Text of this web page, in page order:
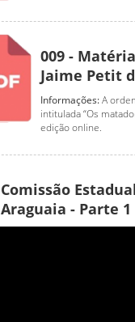
009 -
Jaime Petit
Informações:A
intitulada “Os
edição online.
Comissão
Araguaia - Parte